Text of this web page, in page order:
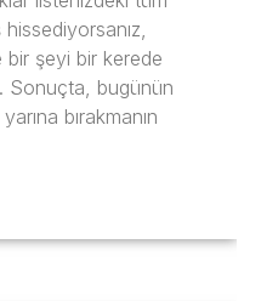
bir şeyi bir kerede
Sonuçta, bugünün
bırakmanın